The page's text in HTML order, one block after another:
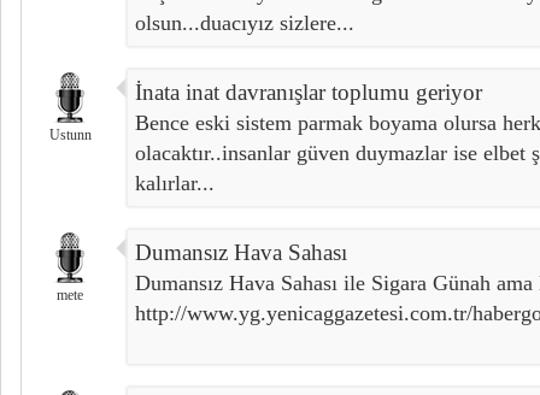
olsun...duacıyız sizlere...
Ustunn
İnata inat davranışlar toplumu geriyor
Bence eski sistem parmak boyama olursa
olacaktır..insanlar güven duymazlar ise elbet
kalırlar...
mete
Dumansız Hava Sahası
Dumansız Hava Sahası ile Sigara Günah
http://www.yg.yenicaggazetesi.com.tr/